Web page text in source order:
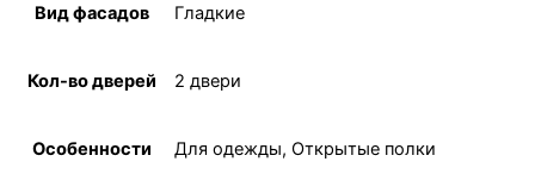
Вид фасадов Гладкие
Кол-во дверей 2 двери
Особенности Для одежды, Открытые полки